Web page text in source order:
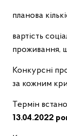
планова
вартість
проживання,
Конкурсні
за кожним
Термін
13.04.2022